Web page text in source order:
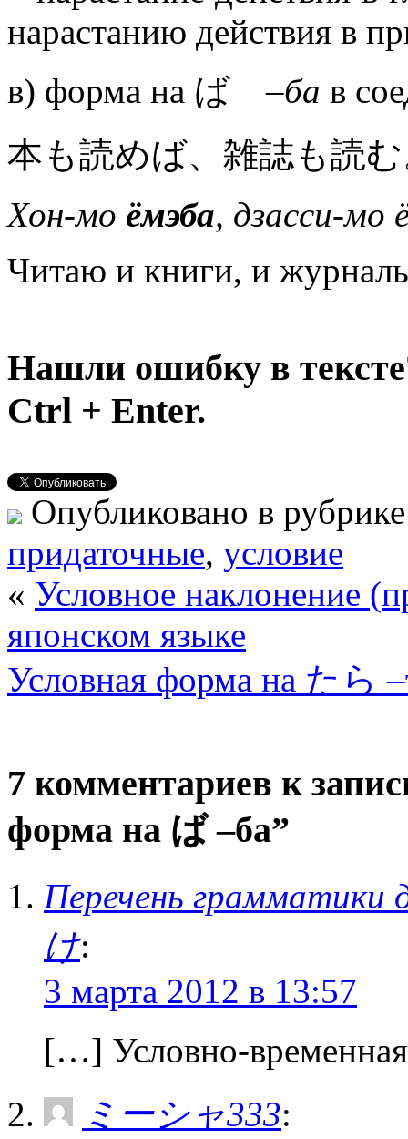
нарастанию действия в
в) форма на ば–ба в
本も読めば、雑誌も読
Хон-мо ёмэба, дзасси-мо
Читаю и книги, и
Нашли ошибку в
Ctrl + Enter.
Опубликовано в
придаточные, условие
« Условное наклонение
японском языке
Условная форма на たら
7 комментариев к
форма на ば –ба”
Перечень грамматики
け:
3 марта 2012 в 13:57
[…] Условно-
ミーシャ333: